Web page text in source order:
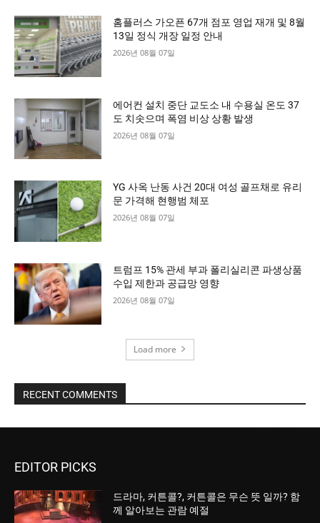
홈플러스 가오픈 67개 점포 영업 재개 및 8월
13일 정식 개장 일정 안내
2026년 08월 07일
에어컨 설치 중단 교도소 내 수용실 온도 37
도 치솟으며 폭염 비상 상황 발생
2026년 08월 07일
YG 사옥 난동 사건 20대 여성 골프채로 유리
문 가격해 현행범 체포
2026년 08월 07일
트럼프 15% 관세 부과 폴리실리콘 파생상품
수입 제한과 공급망 영향
2026년 08월 07일
Load more
RECENT COMMENTS
EDITOR PICKS
드라마, 커튼콜?, 커튼콜은 무슨 뜻 일까? 함
께 알아보는 관람 예절